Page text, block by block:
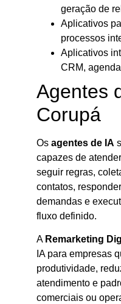
geração de
Aplicativos
processos
Aplicativos
CRM,
Agentes
Corupá
Os agentes de IA
capazes de
seguir regras,
contatos,
demandas e
fluxo definido.
A Remarketing
IA para empresas
produtividade,
atendimento e
comerciais ou